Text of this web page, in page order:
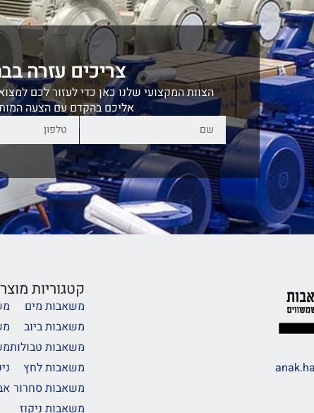
צריכים עזרה
הצוות המקצועי שלנו כאן כדי לעזור לכם
אליכם בהקדם עם הצעה
קטגוריות
משאבות מים
משאבות ביוב
משאבות טבולות
משאבות לחץ
משאבות סחרור
משאבות ניקוז